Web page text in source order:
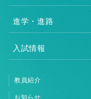
進学・進路
入試情報
教員紹介
お知らせ